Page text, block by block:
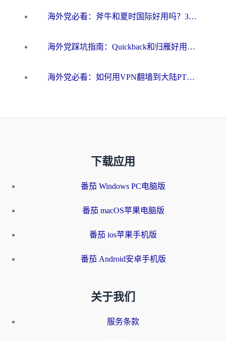
海外党必看：斧牛和夏时国际好用吗？3步选对回国加速器，无缝刷国内资源
海外党踩坑指南：Quickback和归雁好用吗？选对加速器才能无缝刷国内资源
海外党必看：如何用VPN翻墙到大陆PTT？一篇解决你所有回国加速痛点
下载应用
番茄 Windows PC电脑版
番茄 macOS苹果电脑版
番茄 ios苹果手机版
番茄 Android安卓手机版
关于我们
服务条款